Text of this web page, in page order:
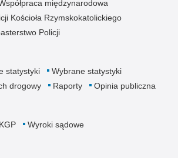
międzynarodowa
Kościoła Rzymskokatolickiego
Policji
statystyki
Wybrane statystyki
drogowy Raporty Opinia publiczna
Wyroki sądowe